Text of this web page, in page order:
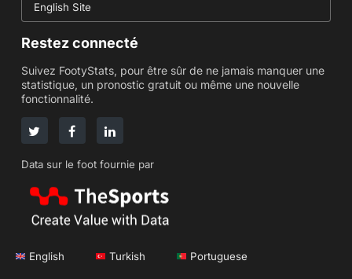
English Site
Restez connecté
Suivez FootyStats, pour être sûr de ne jamais manquer une
statistique, un pronostic gratuit ou même une nouvelle
fonctionnalité.
Data sur le foot fournie par
English Turkish Portuguese